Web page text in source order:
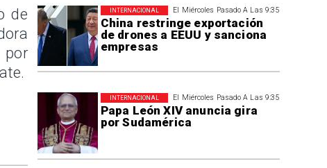
El Miércoles Pasado A Las 9:35
China restringe exportación
de drones a EEUU y sanciona
empresas
INTERNACIONAL
El Miércoles Pasado A Las 9:35
Papa León XIV anuncia gira
por Sudamérica
INTERNACIONAL
de